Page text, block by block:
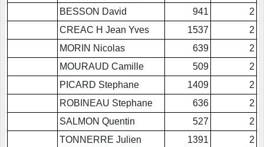
BESSON David
941
2
CREAC H Jean Yves
1537
2
MORIN Nicolas
639
2
MOURAUD Camille
509
2
PICARD Stephane
1409
2
ROBINEAU Stephane
636
2
SALMON Quentin
527
2
TONNERRE Julien
1391 2